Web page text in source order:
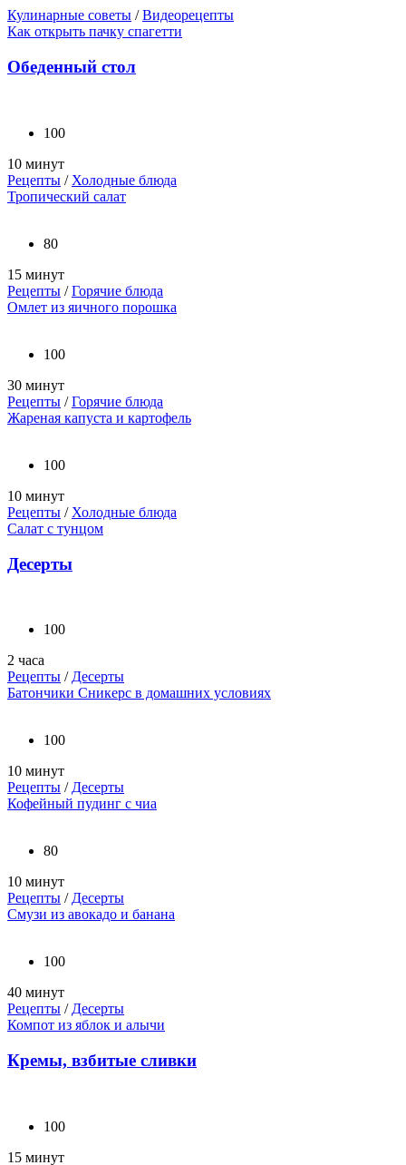
Кулинарные советы /Видеорецепты
Как открыть пачку спагетти
Обеденный стол
100
10 минут
Рецепты / Холодные блюда
Тропический салат
80
15 минут
Рецепты /Горячие блюда
Омлет из яичного порошка
100
30 минут
Рецепты /Горячие блюда
Жареная капуста и картофель
100
10 минут
Рецепты / Холодные блюда
Салат с тунцом
Десерты
100
2 часа
Рецепты / Десерты
Батончики Сникерс в домашних условиях
100
10 минут
Рецепты / Десерты
Кофейный пудинг с чиа
80
10 минут
Рецепты / Десерты
Смузи из авокадо и банана
100
40 минут
Рецепты / Десерты
Компот из яблок и алычи
Кремы, взбитые сливки
100
15 минут